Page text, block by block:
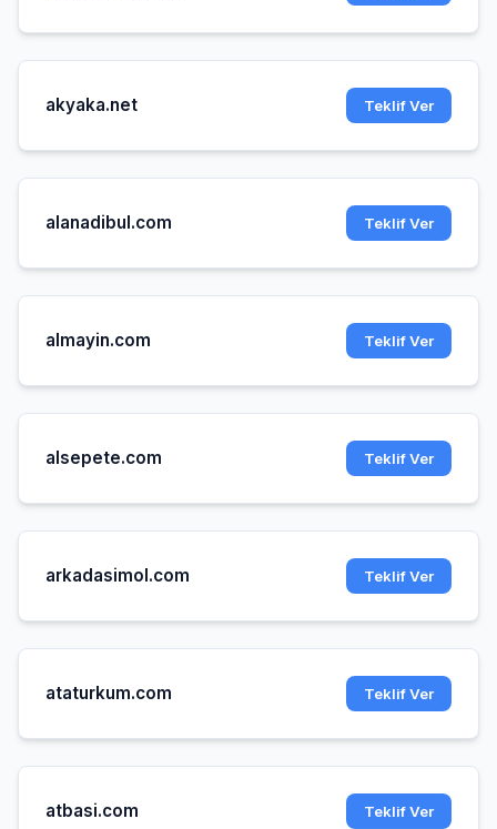
akyaka.net Teklif Ver
alanadibul.com Teklif Ver
almayin.com Teklif Ver
alsepete.com Teklif Ver
arkadasimol.com Teklif Ver
ataturkum.com Teklif Ver
atbasi.com Teklif Ver